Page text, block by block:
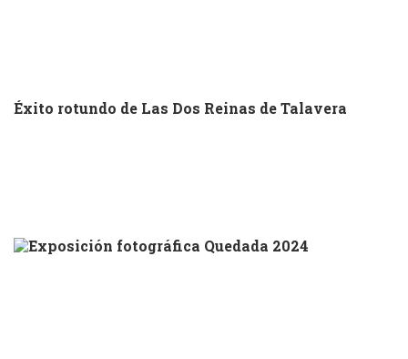
Éxito rotundo de Las Dos Reinas de Talavera